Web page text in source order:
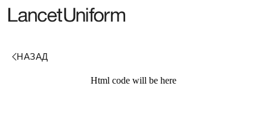
Html code will be here